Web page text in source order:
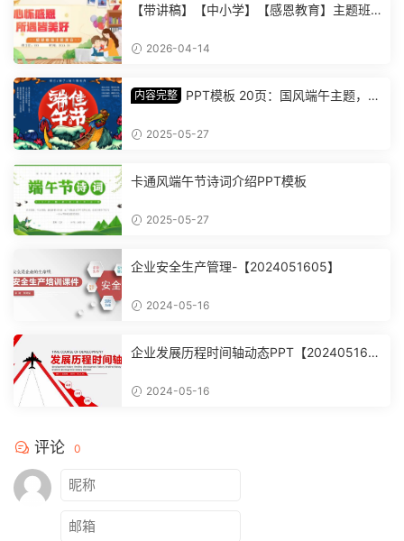
【带讲稿】【中小学】【感恩教育】主题班
2026-04-14
内容完整
PPT模板 20页：国风端午主题，丰
278】2025-05-27
卡通风端午节诗词介绍PPT模板
2025-05-27
企业安全生产管理-【2024051605】
2024-05-16
企业发展历程时间轴动态PPT【202405160
2024-05-16
评论 0